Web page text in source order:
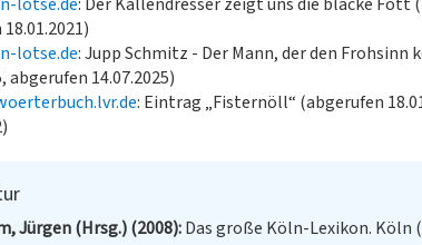
lotse.de: Jupp Schmitz - Der Mann, der den
abgerufen 14.07.2025)
: Eintrag „Fisternöll“ (abgerufen
Jürgen (Hrsg.) (2008) Das große Köln-Lexikon. Köln